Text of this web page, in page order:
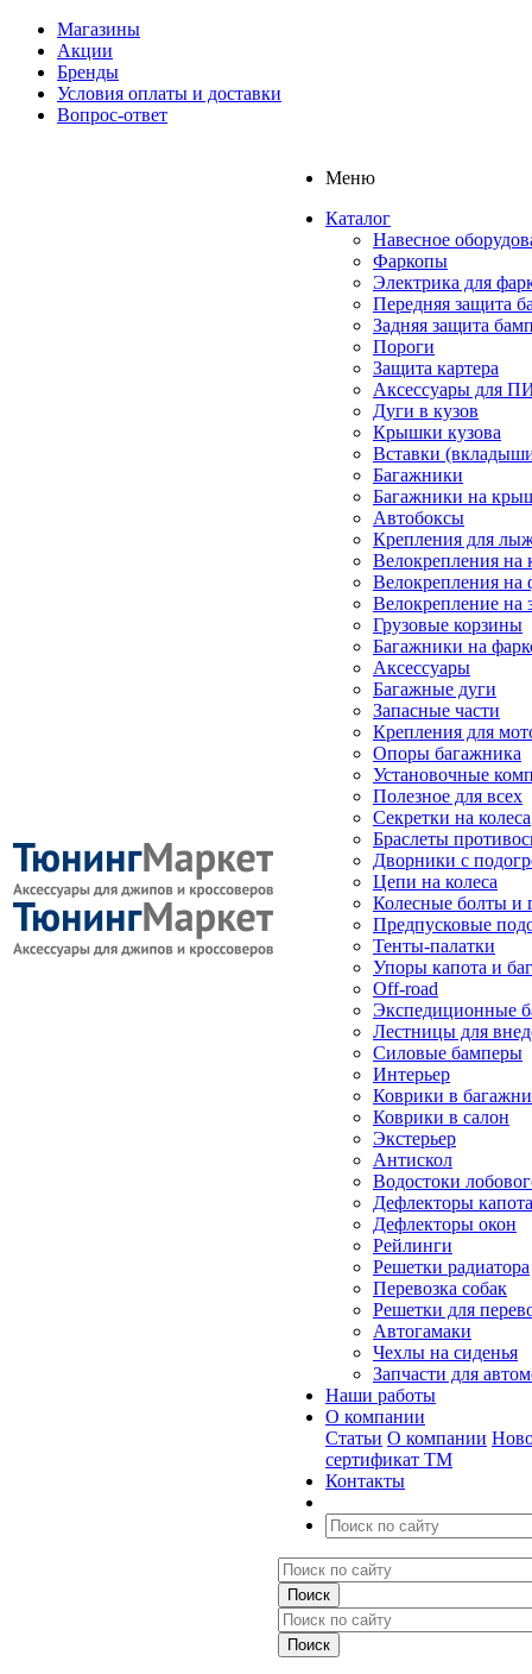
Магазины
Акции
Бренды
Условия оплаты и доставки
Вопрос-ответ
Меню
Каталог
Навесное
Фаркопы
Электрика для
Передняя защита
Задняя защита
Пороги
Защита картера
Аксессуары для
Дуги в кузов
Крышки кузова
Вставки
Багажники
Багажники на
Автобоксы
Крепления для
Велокрепления
Велокрепления на
Велокрепление на
Грузовые корзины
Багажники на
Аксессуары
Багажные дуги
Запасные части
Крепления для
Опоры багажника
Установочные
Полезное для всех
Секретки на колеса
Браслеты
Дворники с
Цепи на колеса
Колесные болты и
Предпусковые
Тенты-палатки
Упоры капота и
Off-road
Экспедиционные
Лестницы для
Силовые бамперы
Интерьер
Коврики в
Коврики в салон
Экстерьер
Антискол
Водостоки
Дефлекторы капота
Дефлекторы окон
Рейлинги
Решетки радиатора
Перевозка собак
Решетки для
Автогамаки
Чехлы на сиденья
Запчасти для
Наши работы
О компании
Статьи О компании
сертификат ТМ
Контакты